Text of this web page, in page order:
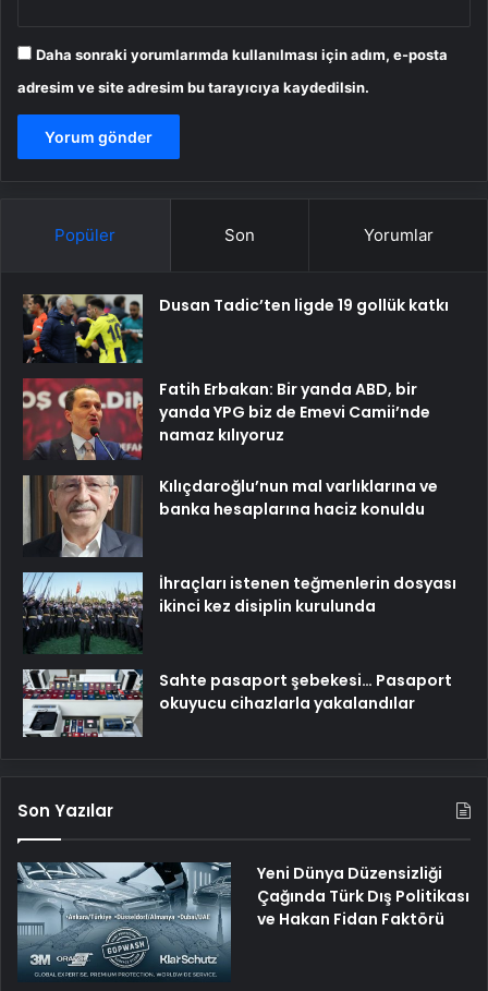
Daha sonraki yorumlarımda kullanılması için adım, e-posta
adresim ve site adresim bu tarayıcıya kaydedilsin.
Popüler Son Yorumlar
Dusan Tadic’ten ligde 19 gollük katkı
Fatih Erbakan: Bir yanda ABD, bir
yanda YPG biz de Emevi Camii’nde
namaz kılıyoruz
Kılıçdaroğlu’nun mal varlıklarına ve
banka hesaplarına haciz konuldu
İhraçları istenen teğmenlerin dosyası
ikinci kez disiplin kurulunda
Sahte pasaport şebekesi… Pasaport
okuyucu cihazlarla yakalandılar
Son Yazılar
Yeni Dünya Düzensizliği
Çağında Türk Dış Politikası
ve Hakan Fidan Faktörü